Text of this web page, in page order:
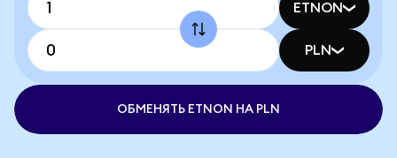
ETNON
PLN
ОБМЕНЯТЬ ETNON НА PLN